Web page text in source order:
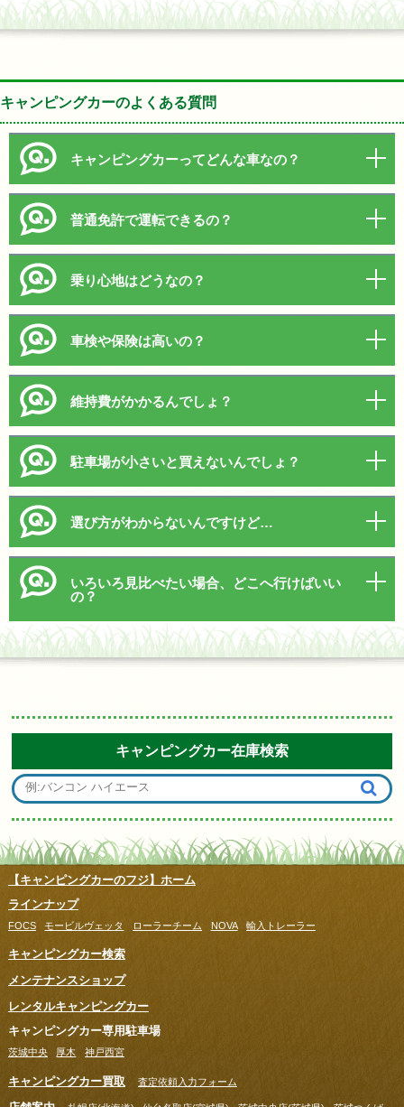
キャンピングカーのよくある質問
キャンピングカーってどんな車なの？
普通免許で運転できるの？
乗り心地はどうなの？
車検や保険は高いの？
維持費がかかるんでしょ？
駐車場が小さいと買えないんでしょ？
選び方がわからないんですけど…
いろいろ見比べたい場合、どこへ行けばいい
の？
キャンピングカー在庫検索
【キャンピングカーのフジ】ホーム
ラインナップ
FOCS モービルヴェッタ ローラーチーム NOVA 輸入トレーラー
キャンピングカー検索
メンテナンスショップ
レンタルキャンピングカー
キャンピングカー専用駐車場
茨城中央 厚木 神戸西宮
キャンピングカー買取 査定依頼入力フォーム